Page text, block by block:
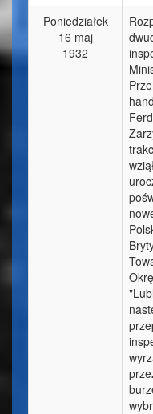
Poniedziałek
16 maj
1932